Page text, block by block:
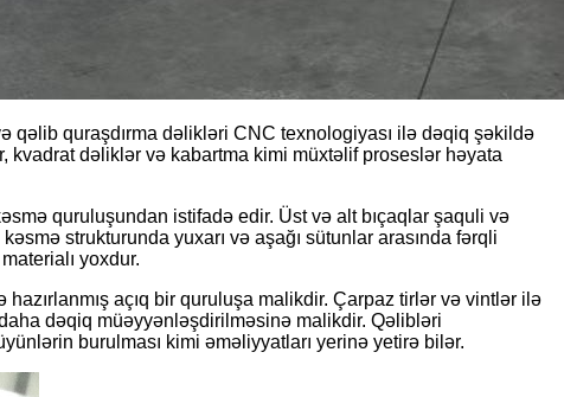
qəlib quraşdırma dəlikləri CNC texnologiyası ilə dəqiq şəkildə
dəliklər və kabartma kimi müxtəlif proseslər həyata
quruluşundan istifadə edir. Üst və alt bıçaqlar şaquli və
strukturunda yuxarı və aşağı sütunlar arasında fərqli
yoxdur.
açıq bir quruluşa malikdir. Çarpaz tirlər və vintlər ilə
dəqiq müəyyənləşdirilməsinə malikdir. Qəlibləri
burulması kimi əməliyyatları yerinə yetirə bilər.